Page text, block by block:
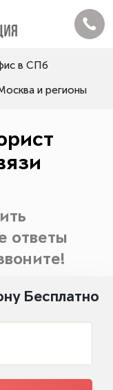
в СПб
и регионы
ответы
Бесплатно